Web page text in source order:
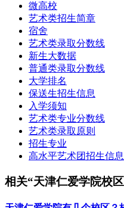
微高校
艺术类招生简章
宿舍
艺术类录取分数线
新生大数据
普通类录取分数线
大学排名
保送生招生信息
入学须知
艺术类专业分数线
艺术类录取原则
招生专业
高水平艺术团招生信息
相关“天津仁爱学院校